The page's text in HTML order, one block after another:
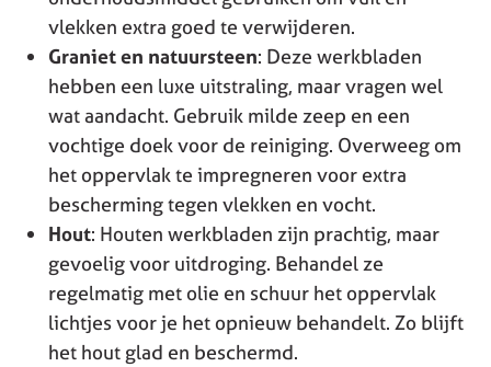
vlekken extra goed te verwijderen.
Graniet en natuursteen: Deze werkbladen
hebben een luxe uitstraling, maar vragen wel
wat aandacht. Gebruik milde zeep en een
vochtige doek voor de reiniging. Overweeg om
het oppervlak te impregneren voor extra
bescherming tegen vlekken en vocht.
Hout: Houten werkbladen zijn prachtig, maar
gevoelig voor uitdroging. Behandel ze
regelmatig met olie en schuur het oppervlak
lichtjes voor je het opnieuw behandelt. Zo blijft
het hout glad en beschermd.